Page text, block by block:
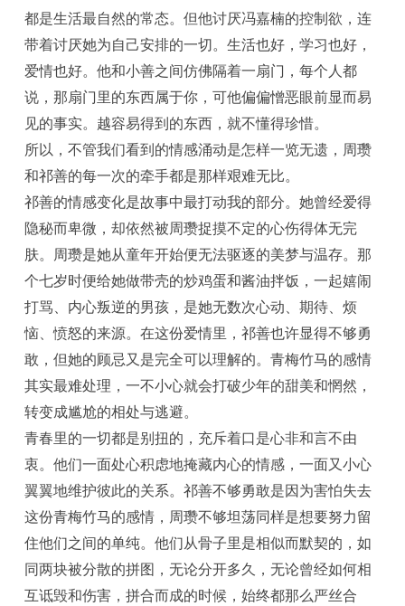
都是生活最自然的常态。但他讨厌冯嘉楠的控制欲，连
带着讨厌她为自己安排的一切。生活也好，学习也好，
爱情也好。他和小善之间仿佛隔着一扇门，每个人都
说，那扇门里的东西属于你，可他偏偏憎恶眼前显而易
见的事实。越容易得到的东西，就不懂得珍惜。
所以，不管我们看到的情感涌动是怎样一览无遗，周瓒
和祁善的每一次的牵手都是那样艰难无比。
祁善的情感变化是故事中最打动我的部分。她曾经爱得
隐秘而卑微，却依然被周瓒捉摸不定的心伤得体无完
肤。周瓒是她从童年开始便无法驱逐的美梦与温存。那
个七岁时便给她做带壳的炒鸡蛋和酱油拌饭，一起嬉闹
打骂、内心叛逆的男孩，是她无数次心动、期待、烦
恼、愤怒的来源。在这份爱情里，祁善也许显得不够勇
敢，但她的顾忌又是完全可以理解的。青梅竹马的感情
其实最难处理，一不小心就会打破少年的甜美和惘然，
转变成尴尬的相处与逃避。
青春里的一切都是别扭的，充斥着口是心非和言不由
衷。他们一面处心积虑地掩藏内心的情感，一面又小心
翼翼地维护彼此的关系。祁善不够勇敢是因为害怕失去
这份青梅竹马的感情，周瓒不够坦荡同样是想要努力留
住他们之间的单纯。他们从骨子里是相似而默契的，如
同两块被分散的拼图，无论分开多久，无论曾经如何相
互诋毁和伤害，拼合而成的时候，始终都那么严丝合